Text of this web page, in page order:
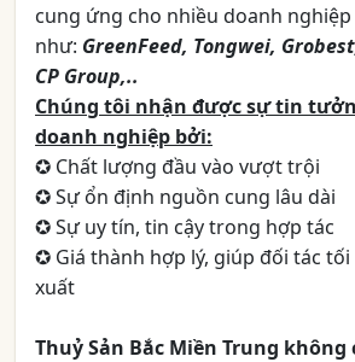
cung ứng cho nhiều doanh
như: GreenFeed, Tongwei,
CP Group,..
Chúng tôi nhận được sự tin
doanh nghiệp bởi:
✪ Chất lượng đầu vào vượt trội
✪ Sự ổn định nguồn cung lâu dài
✪ Sự uy tín, tin cậy trong hợp tác
✪ Giá thành hợp lý, giúp đối tác
xuất
Thuỷ Sản Bắc Miền Trung không